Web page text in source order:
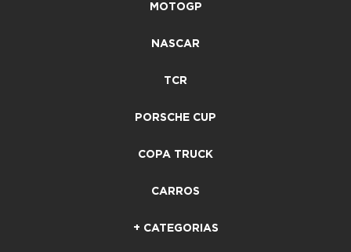
MOTOGP
NASCAR
TCR
PORSCHE CUP
COPA TRUCK
CARROS
+ CATEGORIAS